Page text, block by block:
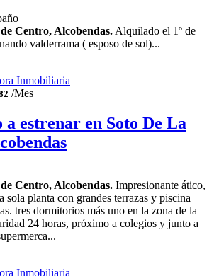
Centro, Alcobendas. Alquilado el 1º de
valderrama ( esposo de sol)...
/Mes
estrenar en Soto De La
Centro, Alcobendas. Impresionante ático,
sola planta con grandes terrazas y piscina
tres dormitorios más uno en la zona de la
24 horas, próximo a colegios y junto a